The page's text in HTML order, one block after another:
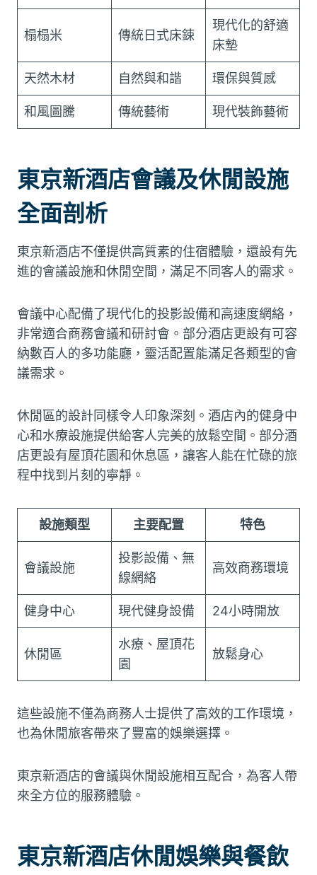
榻榻米 傳統日式床鋉
現代化的舒適
床墊
天然木材 自然與和諧 環保與質感
和風圖騰 傳統藝術 現代裝飾藝術
東京新酒店會議及休閒設施
全面剖析
東京新酒店不僅提供高質素的住宿體驗，還設有先
進的會議設施和休閒空間，滿足不同客人的需求。
會議中心配備了現代化的投影設備和高速度網絡，
非常適合商務會議和研討會。部分酒店更設有可容
納數百人的多功能廳，靈活配置能滿足各類型的會
議需求。
休閒區的設計同樣令人印象深刻。酒店內的健身中
心和水療設施提供給客人完美的放鬆空間。部分酒
店更設有屋頂花園和休息區，讓客人能在忙碌的旅
程中找到片刻的寧靜。
設施類型 主要配置 特色
會議設施
投影設備、無
線網絡
高效商務環境
健身中心 現代健身設備 24小時開放
休閒區
水療、屋頂花
園
放鬆身心
這些設施不僅為商務人士提供了高效的工作環境，
也為休閒旅客帶來了豐富的娛樂選擇。
東京新酒店的會議與休閒設施相互配合，為客人帶
來全方位的服務體驗。
東京新酒店休閒娛樂與餐飲